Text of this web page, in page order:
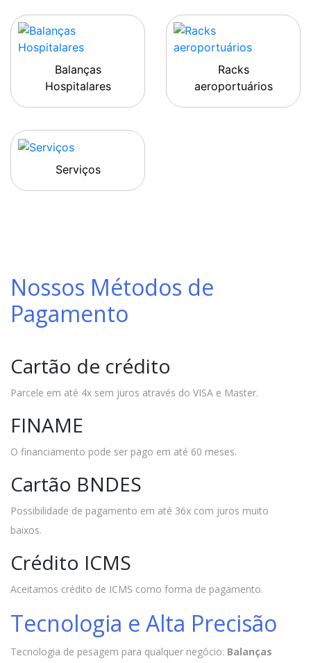
Balanças
Hospitalares
Racks
aeroportuários
Serviços
Nossos Métodos de
Pagamento
Cartão de crédito
Parcele em até 4x sem juros através do VISA e Master.
FINAME
O financiamento pode ser pago em até 60 meses.
Cartão BNDES
Possibilidade de pagamento em até 36x com juros muito
baixos.
Crédito ICMS
Aceitamos crédito de ICMS como forma de pagamento.
Tecnologia e Alta Precisão
Tecnologia de pesagem para qualquer negócio: Balanças